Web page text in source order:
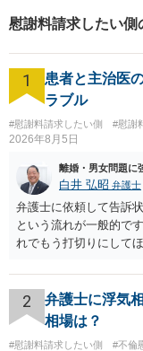
慰謝料請求したい
1
患者と主治医
ラブル
#慰謝料請求したい側 #慰謝
2026年8月5日
離婚・男女問題に
白井 弘昭 弁護士
弁護士に依頼して告訴
という流れが一般的で
れでもう打切りにして
検察庁に訴えるのもあ
は、結局所轄だと思わ
ないです。 一度、最寄
談してみてはいかがで
2
弁護士に浮気
相場は？
#慰謝料請求したい側 #不倫